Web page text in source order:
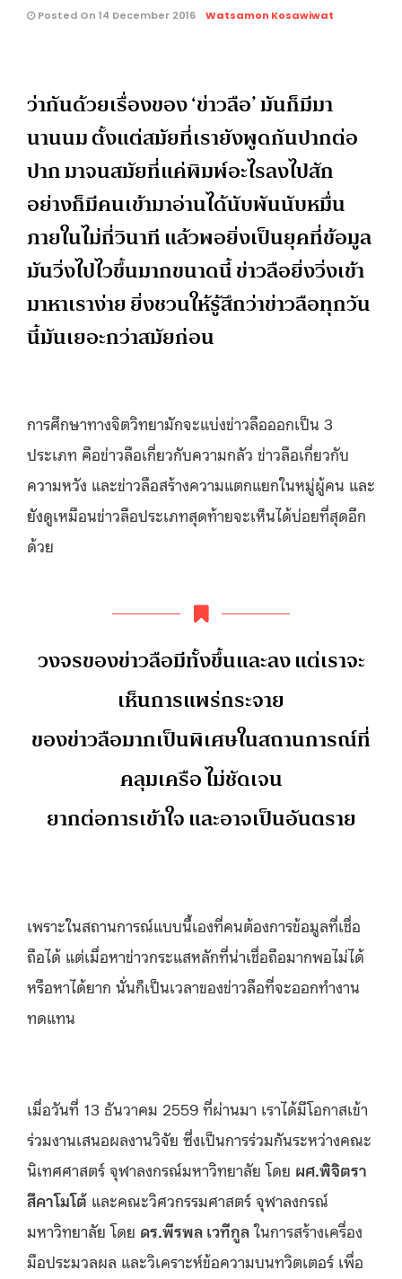
Posted On 14 December 2016 Watsamon Kosawiwat
ว่ากันด้วยเรื่องของ ‘ข่าวลือ’ มันก็มีมา
นานนม ตั้งแต่สมัยที่เรายังพูดกันปากต่อ
ปาก มาจนสมัยที่แค่พิมพ์อะไรลงไปสัก
อย่างก็มีคนเข้ามาอ่านได้นับพันนับหมื่น
ภายในไม่กี่วินาที แล้วพอยิ่งเป็นยุคที่ข้อมูล
มันวิ่งไปไวขึ้นมากขนาดนี้ ข่าวลือยิ่งวิ่งเข้า
มาหาเราง่าย ยิ่งชวนให้รู้สึกว่าข่าวลือทุกวัน
นี้มันเยอะกว่าสมัยก่อน
การศึกษาทางจิตวิทยามักจะแบ่งข่าวลือออกเป็น 3
ประเภท คือข่าวลือเกี่ยวกับความกลัว ข่าวลือเกี่ยวกับ
ความหวัง และข่าวลือสร้างความแตกแยกในหมู่ผู้คน และ
ยังดูเหมือนข่าวลือประเภทสุดท้ายจะเห็นได้บ่อยที่สุดอีก
ด้วย
วงจรของข่าวลือมีทั้งขึ้นและลง แต่เราจะ
เห็นการแพร่กระจาย
ของข่าวลือมากเป็นพิเศษในสถานการณ์ที่
คลุมเครือ ไม่ชัดเจน
ยากต่อการเข้าใจ และอาจเป็นอันตราย
เพราะในสถานการณ์แบบนี้เองที่คนต้องการข้อมูลที่เชื่อ
ถือได้ แต่เมื่อหาข่าวกระแสหลักที่น่าเชื่อถือมากพอไม่ได้
หรือหาได้ยาก นั่นก็เป็นเวลาของข่าวลือที่จะออกทำงาน
ทดแทน
เมื่อวันที่ 13 ธันวาคม 2559 ที่ผ่านมา เราได้มีโอกาสเข้า
ร่วมงานเสนอผลงานวิจัย ซึ่งเป็นการร่วมกันระหว่างคณะ
นิเทศศาสตร์ จุฬาลงกรณ์มหาวิทยาลัย โดย ผศ.พิจิตรา
สึคาโมโต้ และคณะวิศวกรรมศาสตร์ จุฬาลงกรณ์
มหาวิทยาลัย โดย ดร.พีรพล เวทีกูลในการสร้างเครื่อง
มือประมวลผล และวิเคราะห์ข้อความบนทวิตเตอร์ เพื่อ